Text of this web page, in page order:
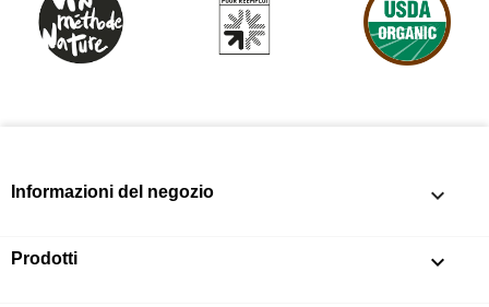
Informazioni del negozio keyboard_arrow_down
Prodotti 